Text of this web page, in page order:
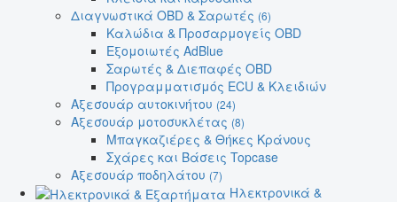
Διαγνωστικά OBD & Σαρωτές (6)
Καλώδια & Προσαρμογείς OBD
Εξομοιωτές AdBlue
Σαρωτές & Διεπαφές OBD
Προγραμματισμός ECU & Κλειδιών
Αξεσουάρ αυτοκινήτου (24)
Αξεσουάρ μοτοσυκλέτας (8)
Μπαγκαζιέρες & Θήκες Κράνους
Σχάρες και Βάσεις Topcase
Αξεσουάρ ποδηλάτου (7)
Ηλεκτρονικά &